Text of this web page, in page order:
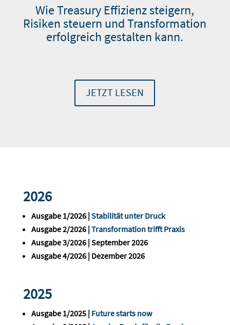
Wie Treasury Effizienz steigern,
Risiken steuern und Transformation
erfolgreich gestalten kann.
JETZT LESEN
2026
Ausgabe 1/2026 | Stabilität unter Druck
Ausgabe 2/2026 | Transformation trifft Praxis
Ausgabe 3/2026 | September 2026
Ausgabe 4/2026 | Dezember 2026
2025
Ausgabe 1/2025 | Future starts now